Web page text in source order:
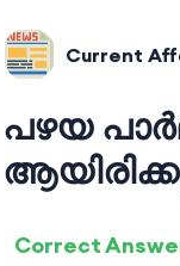
Current
പഴയ
Correct